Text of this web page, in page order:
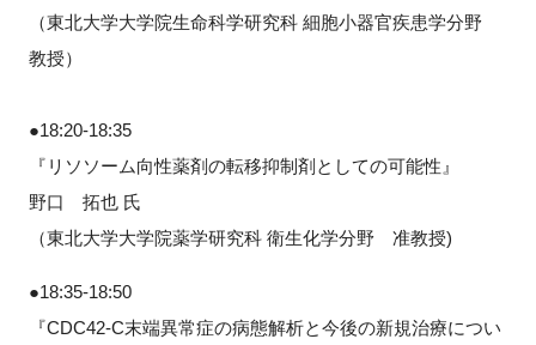
（東北大学大学院生命科学研究科 細胞小器官疾患学分野
教授）
●18:20-18:35
『リソソーム向性薬剤の転移抑制剤としての可能性』
野口 拓也 氏
（東北大学大学院薬学研究科 衛生化学分野 准教授)
●18:35-18:50
『CDC42-C末端異常症の病態解析と今後の新規治療につい